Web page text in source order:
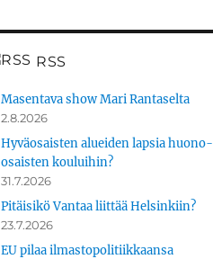
RSS
Masentava show Mari Rantaselta
2.8.2026
Hyväosaisten alueiden lapsia huono-
osaisten kouluihin?
31.7.2026
Pitäisikö Vantaa liittää Helsinkiin?
23.7.2026
EU pilaa ilmastopolitiikkaansa